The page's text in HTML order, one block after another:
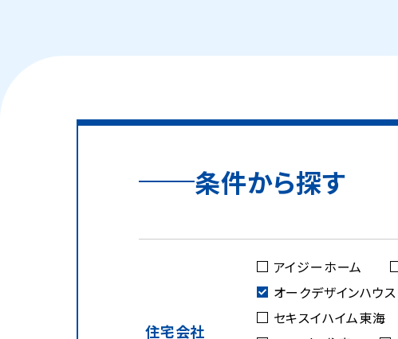
条件から探す
住宅会社
アイジーホーム
オークデザインハウス
セキスイハイム東海